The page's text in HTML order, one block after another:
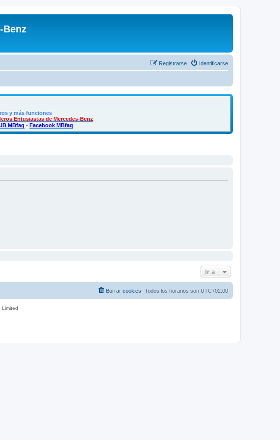
Benz
Identificarse
Registrarse
y más funciones
Entusiastas de Mercedes-Benz
MBfaq - Facebook MBfaq
Ir a
Todos los horarios son UTC+02:00
Borrar cookies
Limited